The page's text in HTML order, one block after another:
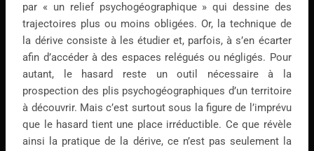
par « un relief psychogéographique » qui dessine des
trajectoires plus ou moins obligées. Or, la technique de
la dérive consiste à les étudier et, parfois, à s’en écarter
afin d’accéder à des espaces relégués ou négligés. Pour
autant, le hasard reste un outil nécessaire à la
prospection des plis psychogéographiques d’un territoire
à découvrir. Mais c’est surtout sous la figure de l’imprévu
que le hasard tient une place irréductible. Ce que révèle
ainsi la pratique de la dérive, ce n’est pas seulement la